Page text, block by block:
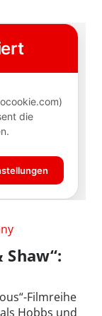
Filmreihe
Hobbs und